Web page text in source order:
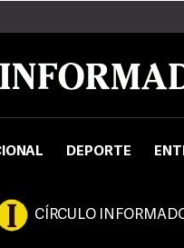
DEPORTE
CÍRCULO